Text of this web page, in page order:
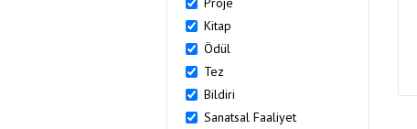
Kitap
Ödül
Tez
Bildiri
Sanatsal Faaliyet